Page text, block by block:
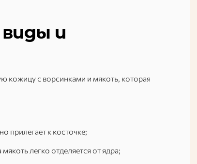
виды и
кожицу с ворсинками и мякоть, которая
прилегает к косточке;
легко отделяется от ядра;